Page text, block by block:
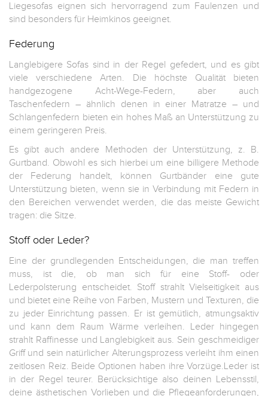
Liegesofas eignen sich hervorragend zum Faulenzen und
sind besonders für Heimkinos geeignet.
Federung
Langlebigere Sofas sind in der Regel gefedert, und es gibt
viele verschiedene Arten. Die höchste Qualität bieten
handgezogene Acht-Wege-Federn, aber auch
Taschenfedern – ähnlich denen in einer Matratze – und
Schlangenfedern bieten ein hohes Maß an Unterstützung zu
einem geringeren Preis.
Es gibt auch andere Methoden der Unterstützung, z. B.
Gurtband. Obwohl es sich hierbei um eine billigere Methode
der Federung handelt, können Gurtbänder eine gute
Unterstützung bieten, wenn sie in Verbindung mit Federn in
den Bereichen verwendet werden, die das meiste Gewicht
tragen: die Sitze.
Stoff oder Leder?
Eine der grundlegenden Entscheidungen, die man treffen
muss, ist die, ob man sich für eine Stoff- oder
Lederpolsterung entscheidet. Stoff strahlt Vielseitigkeit aus
und bietet eine Reihe von Farben, Mustern und Texturen, die
zu jeder Einrichtung passen. Er ist gemütlich, atmungsaktiv
und kann dem Raum Wärme verleihen. Leder hingegen
strahlt Raffinesse und Langlebigkeit aus. Sein geschmeidiger
Griff und sein natürlicher Alterungsprozess verleiht ihm einen
zeitlosen Reiz. Beide Optionen haben ihre Vorzüge.Leder ist
in der Regel teurer. Berücksichtige also deinen Lebensstil,
deine ästhetischen Vorlieben und die Pflegeanforderungen,